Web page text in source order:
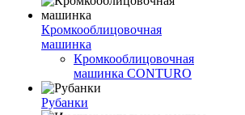
Кромкооблицовочная
машинка
Кромкооблицовочная
машинка CONTURO
Рубанки